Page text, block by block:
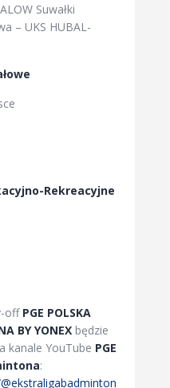
Suwałki
– UKS HUBAL-
Rekreacyjne
off PGE POLSKA
BY YONEX będzie
kanale YouTube PGE
: